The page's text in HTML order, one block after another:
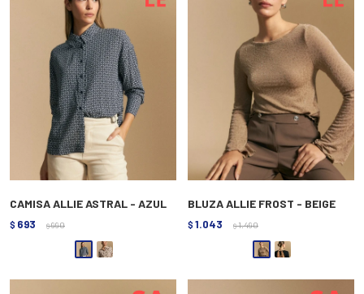
CAMISA ALLIE ASTRAL - AZUL
$ 693 $ 990
BLUZA ALLIE FROST - BEIGE
$ 1.043 $ 1.490